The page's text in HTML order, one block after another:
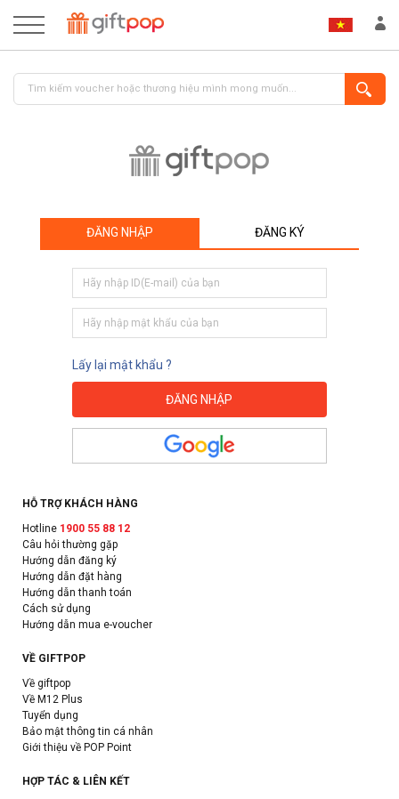
ĐĂNG NHẬP ĐĂNG KÝ
Lấy lại mật khẩu ?
HỖ TRỢ KHÁCH HÀNG
Hotline 1900 55 88 12
Câu hỏi thường gặp
Hướng dẫn đăng ký
Hướng dẫn đặt hàng
Hướng dẫn thanh toán
Cách sử dụng
Hướng dẫn mua e-voucher
VỀ GIFTPOP
Về giftpop
Về M12 Plus
Tuyển dụng
Bảo mật thông tin cá nhân
Giới thiệu về POP Point
HỢP TÁC & LIÊN KẾT